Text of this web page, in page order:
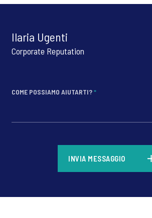
Ilaria Ugenti
Corporate Reputation
COME POSSIAMO AIUTARTI?*
INVIA MESSAGGIO